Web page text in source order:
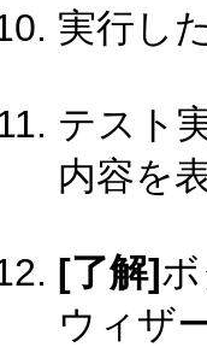
実行し
テスト
内容を
[了解]
ウィザ